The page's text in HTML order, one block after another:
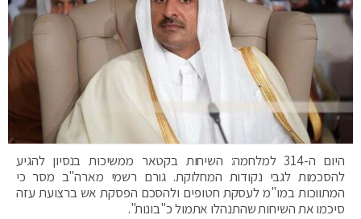
היום ה-314 למלחמה: השיחות בקטאר ממשיכות בנסיון להגיע
להסכמות לגבי נקודות המחלוקת. גורם רשמי מארה"ב מסר כי
המתווכות במו"מ לעסקת חטופים ולהסכם הפסקת אש ברצועת עזה
סיכמו את השיחות שהתנהלו אתמול כ"בונות".